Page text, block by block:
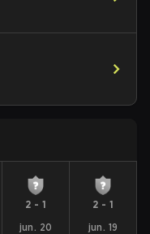
2 - 1
jun. 20
2 - 1
jun. 19